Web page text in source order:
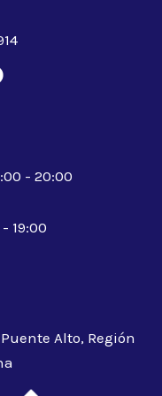
- 20:00
19:00
Alto, Región